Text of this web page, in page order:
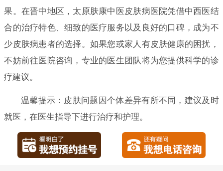
果。在晋中地区，太原肤康中医皮肤病医院凭借中西医结
合的治疗特色、细致的医疗服务以及良好的口碑，成为不
少皮肤病患者的选择。如果您或家人有皮肤健康的困扰，
不妨前往医院咨询，专业的医生团队将为您提供科学的诊
疗建议。
温馨提示：皮肤问题因个体差异有所不同，建议及时
就医，在医生指导下进行治疗和护理。